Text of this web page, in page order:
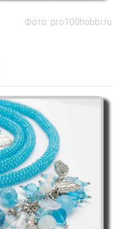
Фото: pro100hobbi.ru